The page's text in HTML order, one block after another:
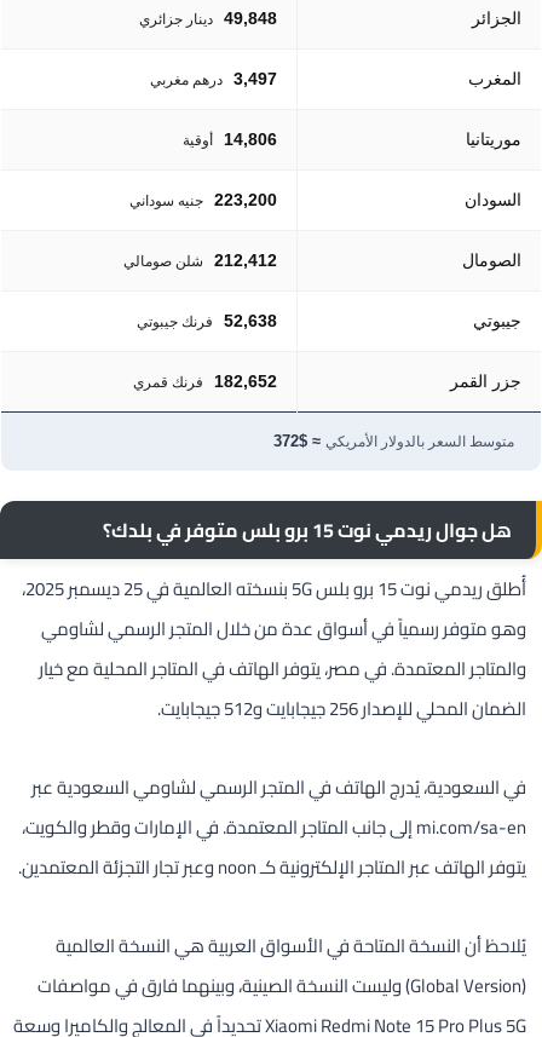
الجزائر 49,848 دينار جزائري
المغرب 3,497 درهم مغربي
موريتانيا 14,806 أوقية
السودان 223,200 جنيه سوداني
الصومال 212,412 شلن صومالي
جيبوتي 52,638 فرنك جيبوتي
جزر القمر 182,652 فرنك قمري
متوسط السعر بالدولار الأمريكي ≈ $372
هل جوال ريدمي نوت 15 برو بلس متوفر في بلدك؟
أُطلق ريدمي نوت 15 برو بلس 5G بنسخته العالمية في 25 ديسمبر 2025،
وهو متوفر رسمياً في أسواق عدة من خلال المتجر الرسمي لشاومي
والمتاجر المعتمدة. في مصر، يتوفر الهاتف في المتاجر المحلية مع خيار
الضمان المحلي للإصدار 256 جيجابايت و512 جيجابايت.
في السعودية، يُدرج الهاتف في المتجر الرسمي لشاومي السعودية عبر
mi.com/sa-en إلى جانب المتاجر المعتمدة. في الإمارات وقطر والكويت،
يتوفر الهاتف عبر المتاجر الإلكترونية كـ noon وعبر تجار التجزئة المعتمدين.
يُلاحظ أن النسخة المتاحة في الأسواق العربية هي النسخة العالمية
(Global Version) وليست النسخة الصينية، وبينهما فارق في مواصفات
Xiaomi Redmi Note 15 Pro Plus 5G تحديداً في المعالج والكاميرا وسعة